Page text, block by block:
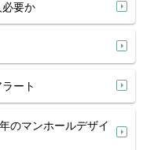
要か
ート
のマンホールデザイ